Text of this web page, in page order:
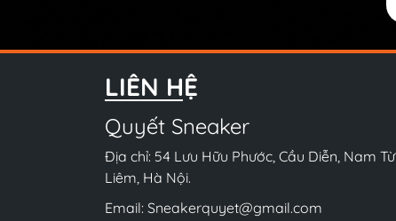
LIÊN HỆ
Quyết Sneaker
Địa chỉ: 54 Lưu Hữu Phước, Cầu Diễn, Nam Từ
Liêm, Hà Nội.
Email: Sneakerquyet@gmail.com